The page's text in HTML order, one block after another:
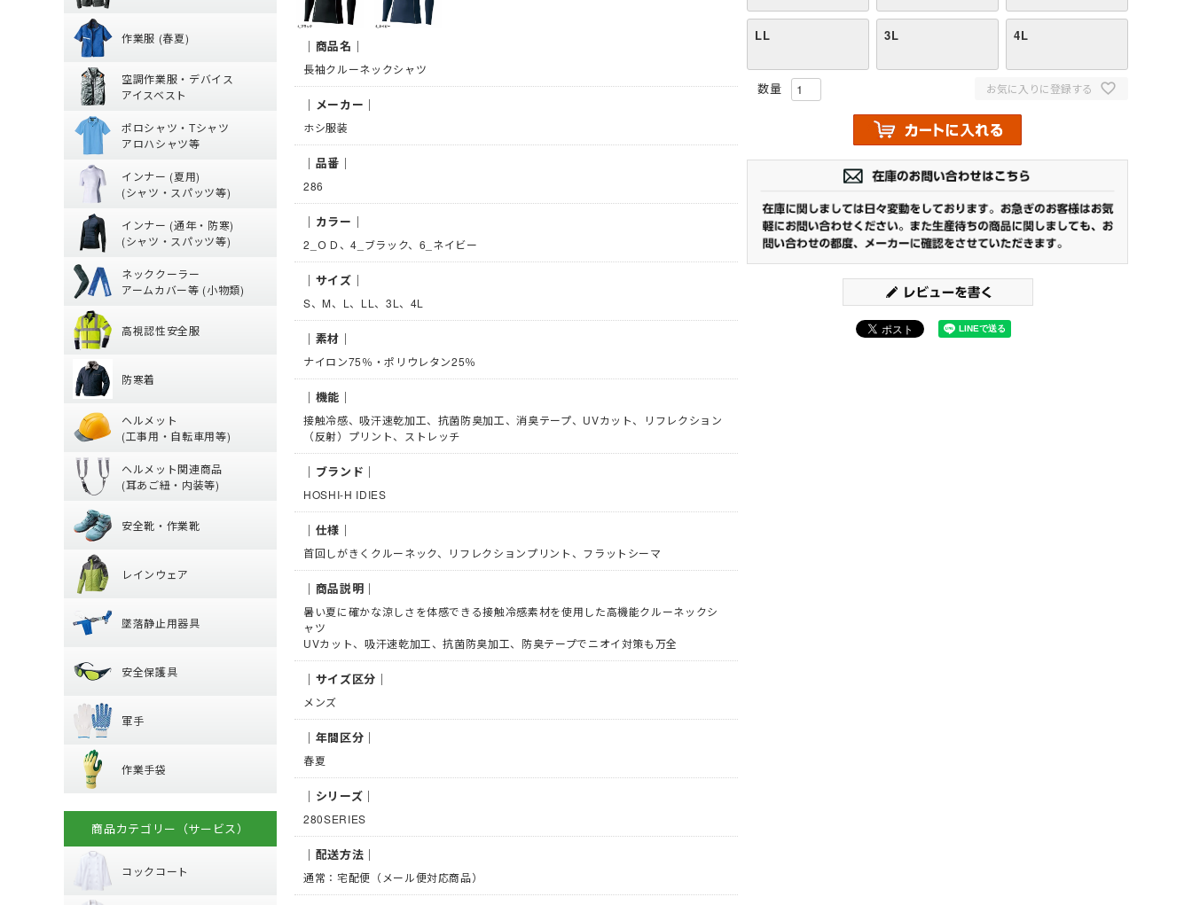
｜商品名｜
長袖クルーネックシャツ
｜メーカー｜
ホシ服装
｜品番｜
286
｜カラー｜
2_ＯＤ、4_ブラック、6_ネイビー
｜サイズ｜
S、M、L、LL、3L、4L
｜素材｜
ナイロン75％・ポリウレタン25％
｜機能｜
接触冷感、吸汗速乾加工、抗菌防臭加工、消臭テープ、UVカット、リフレクション
（反射）プリント、ストレッチ
｜ブランド｜
HOSHI-H IDIES
｜仕様｜
首回しがきくクルーネック、リフレクションプリント、フラットシーマ
｜商品説明｜
暑い夏に確かな涼しさを体感できる接触冷感素材を使用した高機能クルーネックシ
ャツ
UVカット、吸汗速乾加工、抗菌防臭加工、防臭テープでニオイ対策も万全
｜サイズ区分｜
メンズ
｜年間区分｜
春夏
｜シリーズ｜
280SERIES
｜配送方法｜
通常：宅配便（メール便対応商品）
LL 3L 4L
お気に入りに登録する
(秋冬・通年) ジャケット
(秋冬・通年) 上下セット
防寒ウェア
トレーナー
作業服 (春夏)
春夏作業着
【特集】春夏作業服
(春夏) パンツ・スラックス
(春夏) 上下セット
(春夏) デニム作業着
鳶服
ジャージ
空調作業服・デバイス
アイスベスト
空調ベスト
空調ブルゾン (長袖)
つなぎ・サロペット
ファンバッテリーセット
水冷服
ポロシャツ・Tシャツ
アロハシャツ等
ポロシャツ・Tシャツ・アロハシャツ等
ポロシャツ (半袖)
Tシャツ (半袖)
(春夏) ワークシャツ (長袖)
インナー (夏用)
(シャツ・スパッツ等)
夏用インナー
(夏用) タイツ・スパッツ (七分
丈)
インナー (通年・防寒)
(シャツ・スパッツ等)
通年・防寒インナー
(通年) アンダーウェア
(通年) 半袖シャツ
(通年) 長袖シャツ
(通年) タイツ・スパッツ (ロン
グ)
(通年) ソックス
(冬用) インナー
ネッククーラー
アームカバー等 (小物類)
ネッククーラー・アームカバー等 (小物類)
【特集】熱中症対策グッズ
アームカバー
ヘッドキャップ
タオル
バッグ
帽子・キャップ
高視認性安全服
高視認性安全服
【特集】高視認性安全服
シャツ
ブルゾン
パンツ
ツナギ
安全ベスト
腿ポケット有ズボン
便利グッズ
防寒着
防寒ジャンパー
防寒ベスト
防寒つなぎ
防寒パンツ
防寒スーツ（上下セット）
防寒シャツ
防寒インナー
ヘルメット
(工事用・自転車用等)
ヘルメット (工事用・乗車用等)
クリアバイザータイプ
シールドヘルメット
前方つば付き
MPタイプ (つばなし)
軽作業帽
折りたたみタイプ
熱中症対策ヘルメット
ヘルメット関連商品
(耳あご紐・内装等)
ヘルメット関連商品
耳紐・あご紐
内装 (着装体)
帽章
ステッカー
保護メガネ
クリーンルーム用品
保護帽収納用品
熱中症対策グッズ
安全靴・作業靴
安全靴・作業靴
ハイカットタイプ
スニーカータイプ
ローカット・短靴タイプ
地下足袋
サンダル
ルームシューズ (室内履き)
インソール
オーバーシューズ
レインウェア
レインウェア
つなぎ
パンツ・ズボン
ヤッケ・かぶり
レインコート
レインシューズ
レインハット
墜落静止用器具
墜落静止用器具
【特集】納期が早い墜落静止用
器具 (新規格対応)
ハーネス型 (1丁掛け 第1種)
ハーネス型 (1丁掛け 第2種)
ハーネス型 (ランヤード・ロー
プ)
フック・パッド等付属品
傾斜面用 (ワークポジショニン
柱上用 (ワークポジショニング)
(安全ブロック)
安全保護具
安全保護具
保護メガネ
安全ベスト・タスキ
工具差し・収納用品
溶接面
腕章
マスク
軍手
ラバー軍手 (ゴム張り軍手)
混紡軍手 (コンボー)
化学繊維軍手
滑り止めなし軍手
火元作業用軍手
作業手袋
作業手袋
革手袋
背抜き手袋
使い捨て手袋 (使い切り手袋)
耐薬品・耐溶剤
耐熱・耐火手袋
商品カテゴリー（サービス）
コックコート
長袖
七分袖
調理白衣